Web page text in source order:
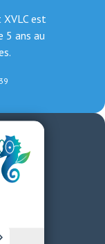
est
5 ans au